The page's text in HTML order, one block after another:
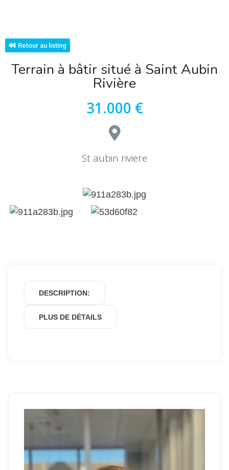
Retour au listing
Terrain à bâtir situé à Saint Aubin
Rivière
31.000 €
St aubin riviere
DESCRIPTION:
PLUS DE DÉTAILS